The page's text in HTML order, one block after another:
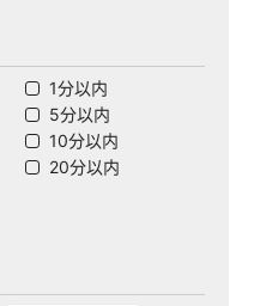
1分以内
5分以内
10分以内
20分以内